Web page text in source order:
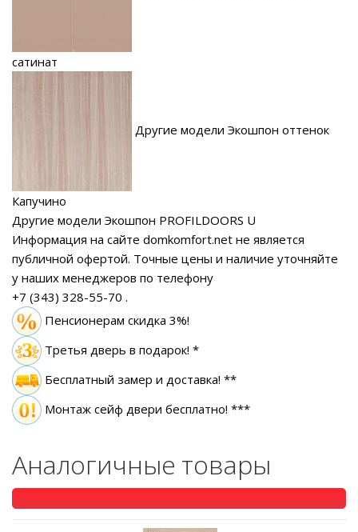
сатинат
Другие модели Экошпон оттенок
Капучино
Другие модели Экошпон PROFILDOORS U
Информация на сайте domkomfort.net не является
публичной офертой. Точные цены и наличие уточняйте
у наших менеджеров по телефону
+7 (343) 328-55-70 .
Пенсионерам скидка 3%!
Третья дверь в подарок! *
Бесплатный замер и доставка! **
Монтаж сейф двери бесплатно! ***
Аналогичные товары